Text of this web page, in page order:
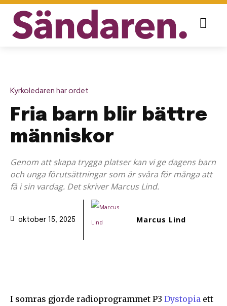
Kyrkoledaren har ordet
Fria barn blir bättre
människor
Genom att skapa trygga platser kan vi ge dagens barn
och unga förutsättningar som är svåra för många att
få i sin vardag. Det skriver Marcus Lind.
oktober 15, 2025 Marcus Lind
I somras gjorde radioprogrammet P3 Dystopia ett